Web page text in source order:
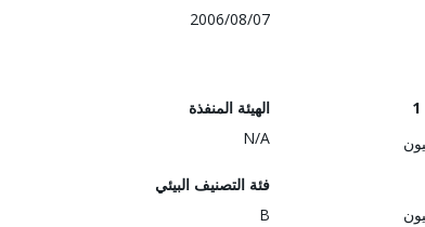
2006/08/07
1
الهيئة المنفذة
N/A
فئة التصنيف البيئي
B